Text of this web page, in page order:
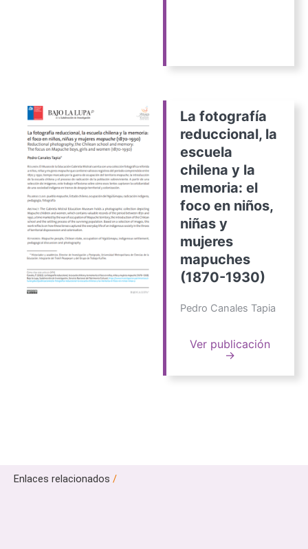
La fotografía
reduccional, la
escuela
chilena y la
memoria: el
foco en niños,
niñas y
mujeres
mapuches
(1870-1930)
Pedro Canales Tapia
Ver publicación
→
Enlaces relacionados /